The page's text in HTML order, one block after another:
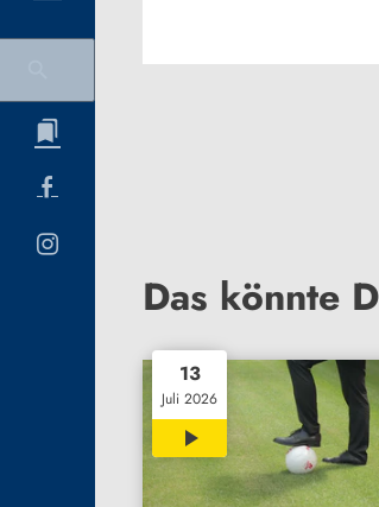
Das könnte
13
Juli 2026